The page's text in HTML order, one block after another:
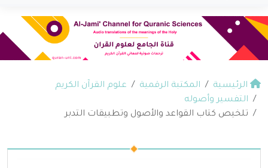
الرئيسية المكتبة الرقمية
علوم القرآن الكريم
التفسير وأصوله
تلخيص كتاب القواعد والأصول وتطبيقات التدبر